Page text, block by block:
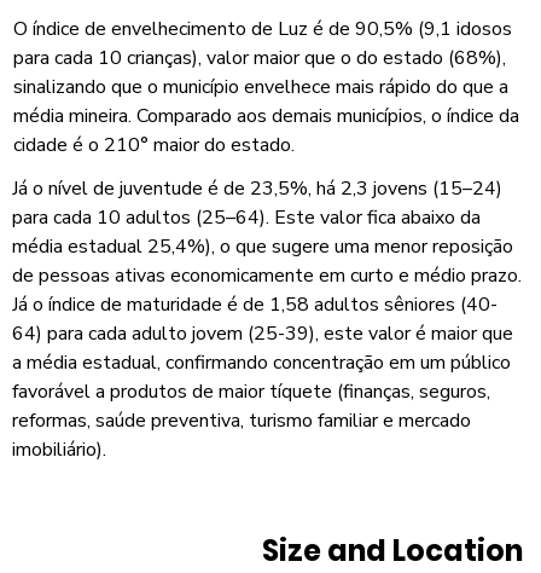
O índice de envelhecimento de Luz é de 90,5% (9,1 idosos
para cada 10 crianças), valor maior que o do estado (68%),
sinalizando que o município envelhece mais rápido do que a
média mineira. Comparado aos demais municípios, o índice da
cidade é o 210° maior do estado.
Já o nível de juventude é de 23,5%, há 2,3 jovens (15–24)
para cada 10 adultos (25–64). Este valor fica abaixo da
média estadual 25,4%), o que sugere uma menor reposição
de pessoas ativas economicamente em curto e médio prazo.
Já o índice de maturidade é de 1,58 adultos sêniores (40-
64) para cada adulto jovem (25-39), este valor é maior que
a média estadual, confirmando concentração em um público
favorável a produtos de maior tíquete (finanças, seguros,
reformas, saúde preventiva, turismo familiar e mercado
imobiliário).
Size and Location